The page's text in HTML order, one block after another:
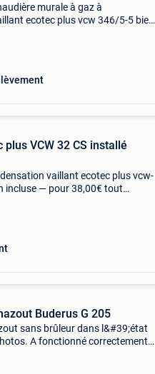
murale à gaz à
ecotec plus vcw 346/5-5 bien
VCW 32 CS installé
vaillant ecotec plus vcw-
incluse — pour 38,00€ tout
Buderus G 205
sans brûleur dans l&#39;état
A fonctionné correctement